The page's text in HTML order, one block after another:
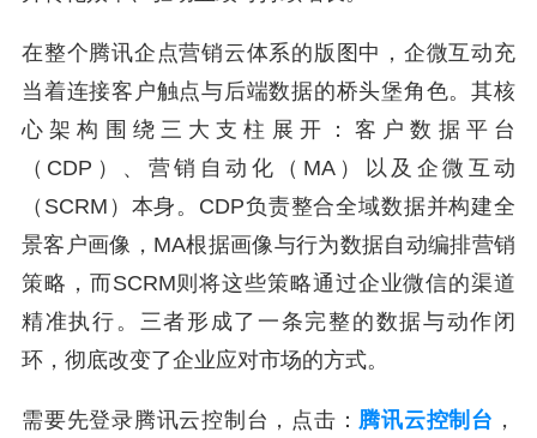
在整个腾讯企点营销云体系的版图中，企微互动充
当着连接客户触点与后端数据的桥头堡角色。其核
心架构围绕三大支柱展开：客户数据平台
（CDP）、营销自动化（MA）以及企微互动
（SCRM）本身。CDP负责整合全域数据并构建全
景客户画像，MA根据画像与行为数据自动编排营销
策略，而SCRM则将这些策略通过企业微信的渠道
精准执行。三者形成了一条完整的数据与动作闭
环，彻底改变了企业应对市场的方式。
需要先登录腾讯云控制台，点击： 腾讯云控制台 ，